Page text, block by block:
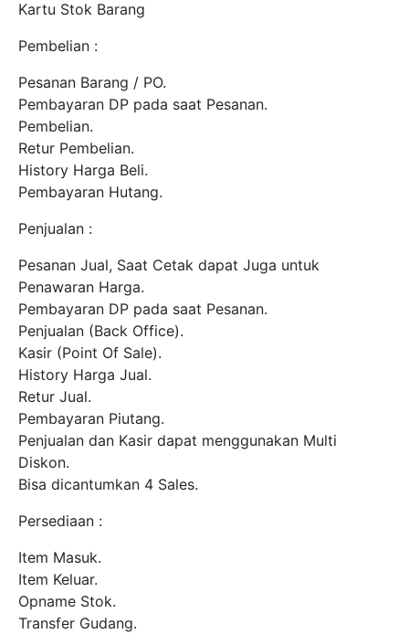
Kartu Stok Barang
Pembelian :
Pesanan Barang / PO.
Pembayaran DP pada saat Pesanan.
Pembelian.
Retur Pembelian.
History Harga Beli.
Pembayaran Hutang.
Penjualan :
Pesanan Jual, Saat Cetak dapat Juga untuk
Penawaran Harga.
Pembayaran DP pada saat Pesanan.
Penjualan (Back Office).
Kasir (Point Of Sale).
History Harga Jual.
Retur Jual.
Pembayaran Piutang.
Penjualan dan Kasir dapat menggunakan Multi
Diskon.
Bisa dicantumkan 4 Sales.
Persediaan :
Item Masuk.
Item Keluar.
Opname Stok.
Transfer Gudang.